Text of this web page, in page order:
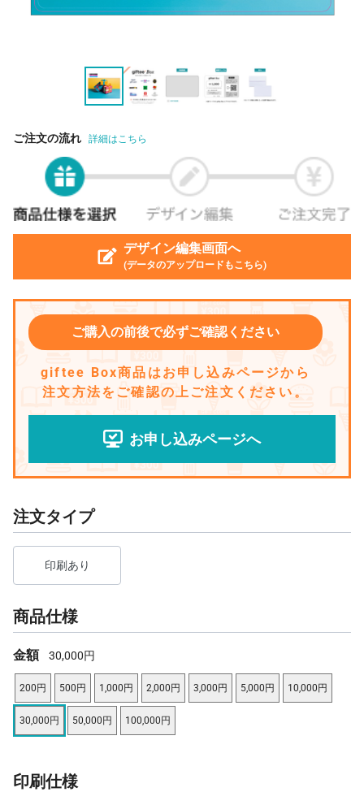
ご注文の流れ 詳細はこちら
デザイン編集画面へ
(データのアップロードもこちら)
ご購入の前後で必ずご確認ください
giftee Box商品はお申し込みページから
注文方法をご確認の上ご注文ください。
お申し込みページへ
注文タイプ
印刷あり
商品仕様
金額 30,000円
200円 500円 1,000円 2,000円 3,000円 5,000円 10,000円
30,000円 50,000円 100,000円
印刷仕様